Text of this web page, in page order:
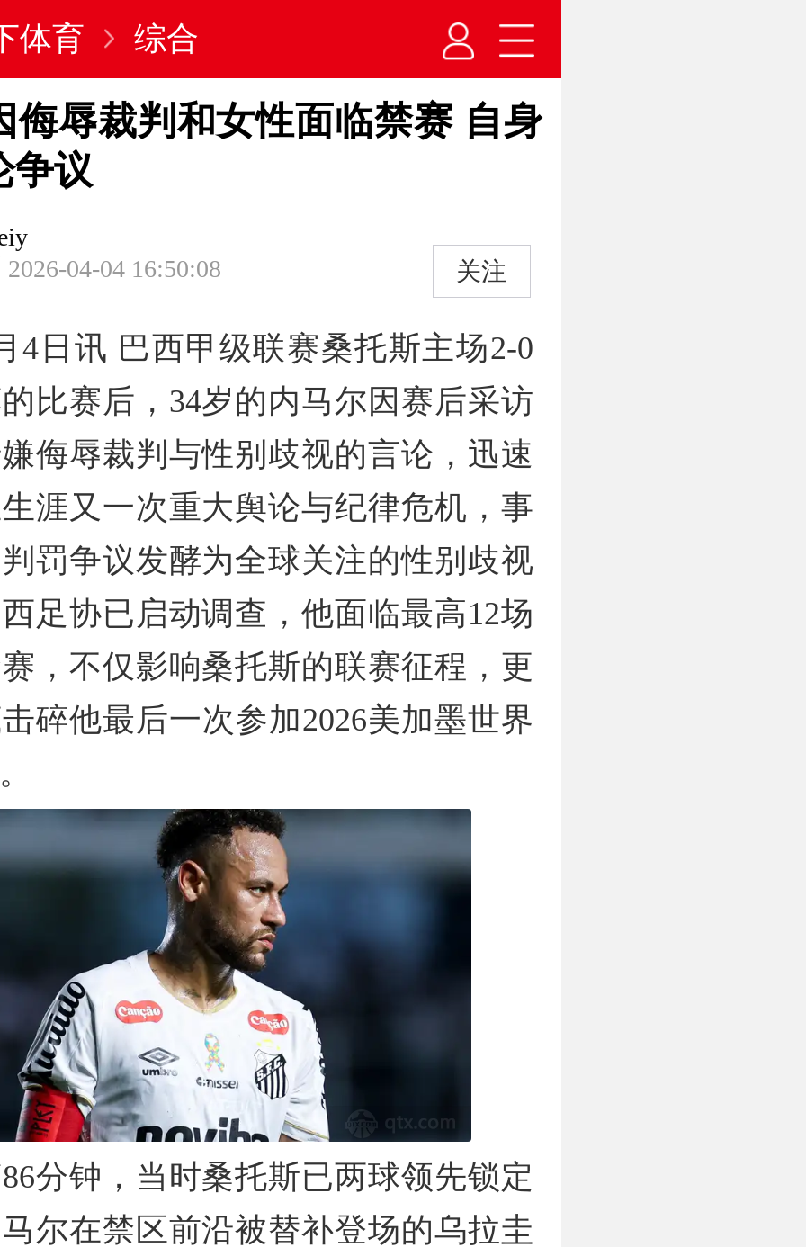
体育 综合
侮辱裁判和女性面临禁赛 自身
争议
2026-04-04 16:50:08
关注
4日讯 巴西甲级联赛桑托斯主场2-0
比赛后，34岁的内马尔因赛后采访
侮辱裁判与性别歧视的言论，迅速
涯又一次重大舆论与纪律危机，事
罚争议发酵为全球关注的性别歧视
足协已启动调查，他面临最高12场
，不仅影响桑托斯的联赛征程，更
碎他最后一次参加2026美加墨世界
分钟，当时桑托斯已两球领先锁定
尔在禁区前沿被替补登场的乌拉圭